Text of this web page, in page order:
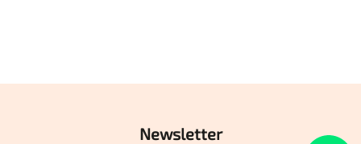
Newsletter